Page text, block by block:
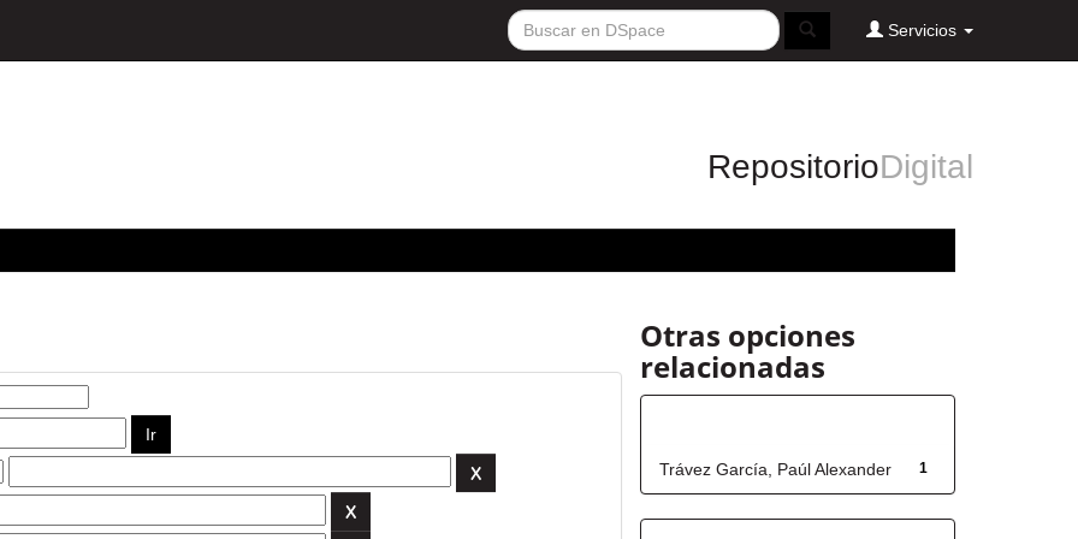
Servicios
RepositorioDigital
Otras opciones
relacionadas
1
Trávez García, Paúl Alexander